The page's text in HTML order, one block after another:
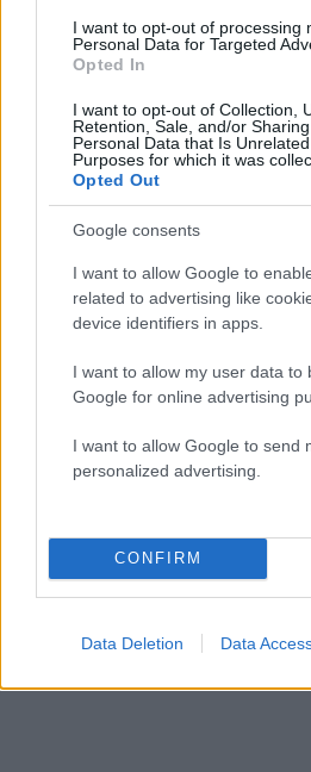
I want to opt-out of processing
Personal Data for Targeted
Opted In
I want to opt-out of Collection,
Retention, Sale, and/or
Personal Data that Is
Purposes for which it was
Opted Out
Google consents
I want to allow Google to
related to advertising like
device identifiers in apps.
I want to allow my user data to
Google for online advertising
I want to allow Google to send
personalized advertising.
CONFIRM
Data Deletion Data
για την εποχή τιμές. Θα
χώρα τους 32 με 34 βαθμούς
ηπειρωτική χώρα τους 34 με
στο εσωτερικό της, τους 37
Ο καιρός τη
Γενικά αίθριος καιρός με
παροδικά αυξημένες τις
απογευματινές ώρες στα
όπου κυρίως στα κεντρικά
σημειωθούν τοπικοί
Η θερμοκρασία θα